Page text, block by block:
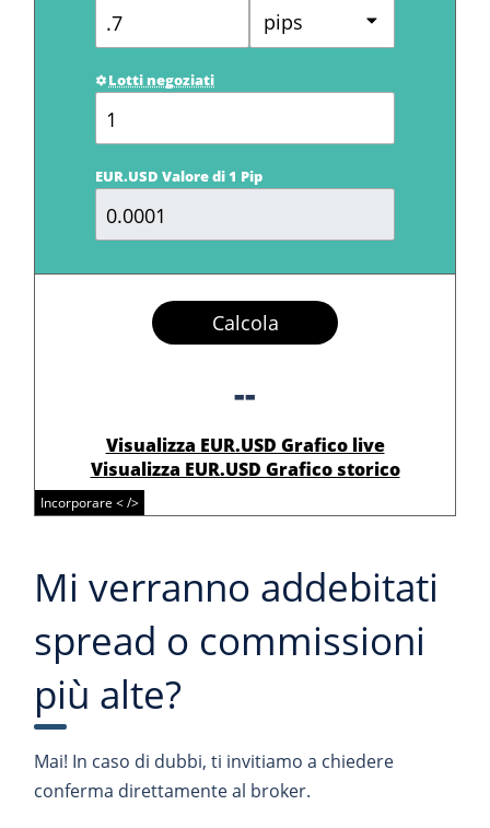
pips
Lotti negoziati
EUR.USD Valore di 1 Pip
Calcola
--
Visualizza EUR.USD Grafico live
Visualizza EUR.USD Grafico storico
Incorporare < />
Mi verranno addebitati
spread o commissioni
più alte?
Mai! In caso di dubbi, ti invitiamo a chiedere
conferma direttamente al broker.